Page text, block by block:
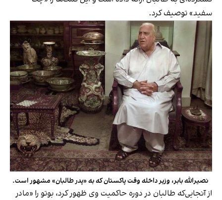
سفید» توصیف کرد.
نصیرالله بابر، وزیر داخله وقت پاکستان که به «پدر طالبان» مشهور است.
از آنجایی‌که طالبان در دوره حاکمیت وی ظهور کرد، بوتو را «مادر